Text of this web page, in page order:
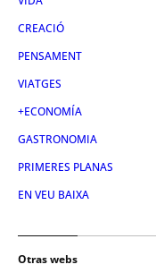
CREACIÓ
PENSAMENT
VIATGES
+ECONOMÍA
GASTRONOMIA
PRIMERES PLANAS
EN VEU BAIXA
Otras webs